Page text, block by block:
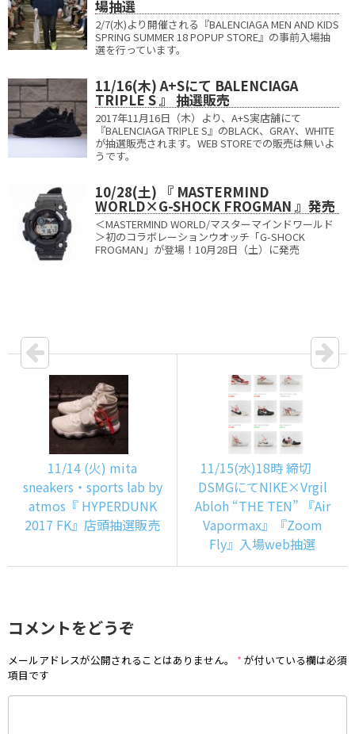
場抽選
2/7(水)より開催される『BALENCIAGA MEN AND KIDS
SPRING SUMMER 18 POPUP STORE』の事前入場抽
選を行っています。
11/16(木) A+Sにて BALENCIAGA
TRIPLE S 』 抽選販売
2017年11月16日（木）より、A+S実店舗にて
『BALENCIAGA TRIPLE S』のBLACK、GRAY、WHITE
が抽選販売されます。WEB STOREでの販売は無いよ
うです。
10/28(土) 『 MASTERMIND
WORLD×G-SHOCK FROGMAN 』発売
＜MASTERMIND WORLD/マスターマインドワールド
＞初のコラボレーションウオッチ「G-SHOCK
FROGMAN」が登場！10月28日（土）に発売
11/14 (火) mita
sneakers・sports lab by
atmos『 HYPERDUNK
2017 FK』店頭抽選販売
11/15(水)18時 締切
DSMGにてNIKE×Vrgil
Abloh “THE TEN” 『Air
Vapormax』『Zoom
Fly』入場web抽選
コメントをどうぞ
メールアドレスが公開されることはありません。 * が付いている欄は必須
項目です